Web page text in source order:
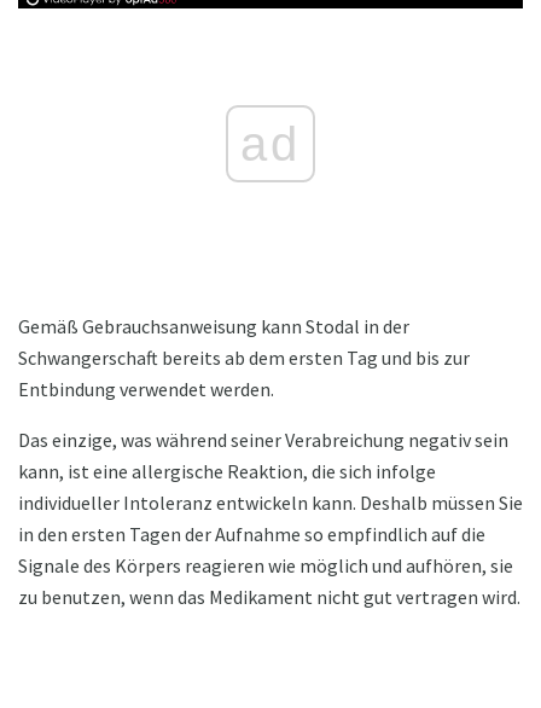
ad
Gemäß Gebrauchsanweisung kann Stodal in der
Schwangerschaft bereits ab dem ersten Tag und bis zur
Entbindung verwendet werden.
Das einzige, was während seiner Verabreichung negativ sein
kann, ist eine allergische Reaktion, die sich infolge
individueller Intoleranz entwickeln kann. Deshalb müssen Sie
in den ersten Tagen der Aufnahme so empfindlich auf die
Signale des Körpers reagieren wie möglich und aufhören, sie
zu benutzen, wenn das Medikament nicht gut vertragen wird.